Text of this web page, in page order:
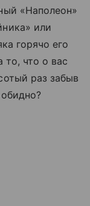
«Наполеон»
или
горячо его
то, что о вас
раз забыв